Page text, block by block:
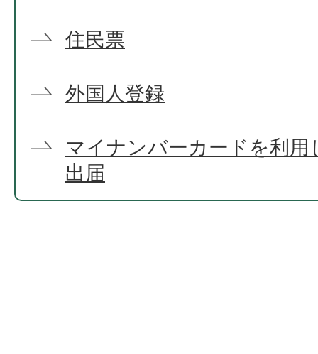
住民票
外国人登録
マイナンバーカードを利用
出届